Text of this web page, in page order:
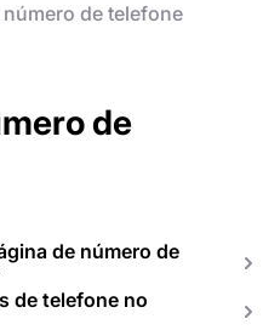
de telefone
de
de número de
de telefone no